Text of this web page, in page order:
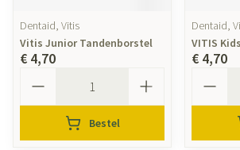
Dentaid, Vitis
Vitis Junior Tandenborstel
€ 4,70
Bestel
Dentaid,
VITIS
€ 4,70